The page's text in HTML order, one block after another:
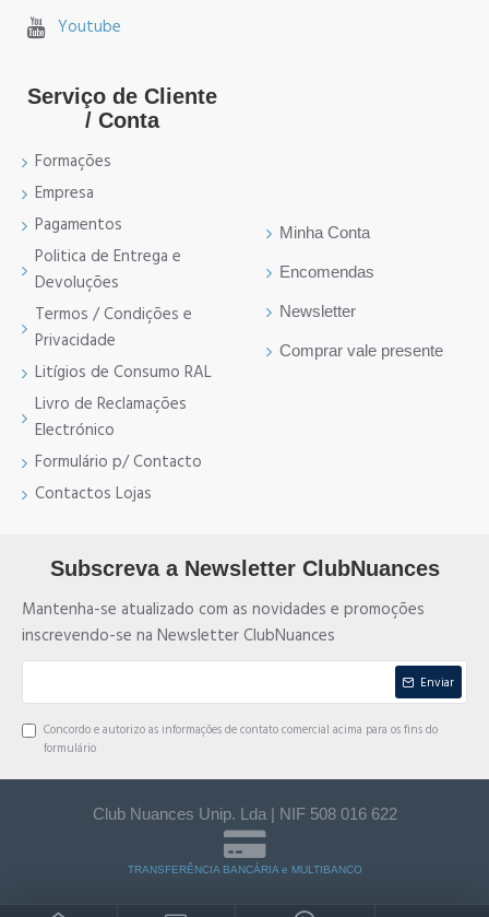
Youtube
Serviço de Cliente
/ Conta
Formações
Empresa
Pagamentos
Politica de Entrega e
Devoluções
Termos / Condições e
Privacidade
Litígios de Consumo RAL
Livro de Reclamações
Electrónico
Formulário p/ Contacto
Contactos Lojas
Minha Conta
Encomendas
Newsletter
Comprar vale presente
Subscreva a Newsletter ClubNuances
Mantenha-se atualizado com as novidades e promoções
inscrevendo-se na Newsletter ClubNuances
Enviar
Concordo e autorizo as informações de contato comercial acima para os fins do
formulário
Club Nuances Unip. Lda | NIF 508 016 622
TRANSFERÊNCIA BANCÁRIA e MULTIBANCO